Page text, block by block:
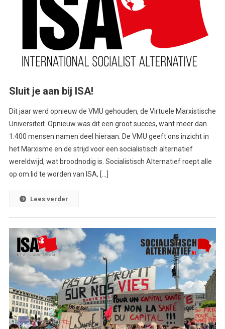
Sluit je aan bij ISA!
Dit jaar werd opnieuw de VMU gehouden, de Virtuele Marxistische
Universiteit. Opnieuw was dit een groot succes, want meer dan
1.400 mensen namen deel hieraan. De VMU geeft ons inzicht in
het Marxisme en de strijd voor een socialistisch alternatief
wereldwijd, wat broodnodig is. Socialistisch Alternatief roept alle
op om lid te worden van ISA, […]
Lees verder